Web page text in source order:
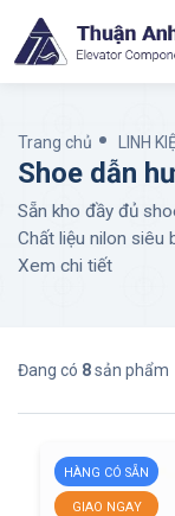
Trang chủ LINH
Shoe dẫn
Sẵn kho đầy đủ
Chất liệu nilon siêu
Xem chi tiết
Đang có 8sản phẩm
HÀNG CÓ SẴN
GIAO NGAY